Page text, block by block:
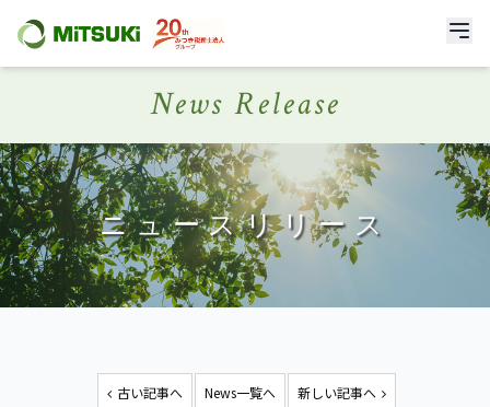
News Release
ニュースリリース
古い記事へ News一覧へ 新しい記事へ